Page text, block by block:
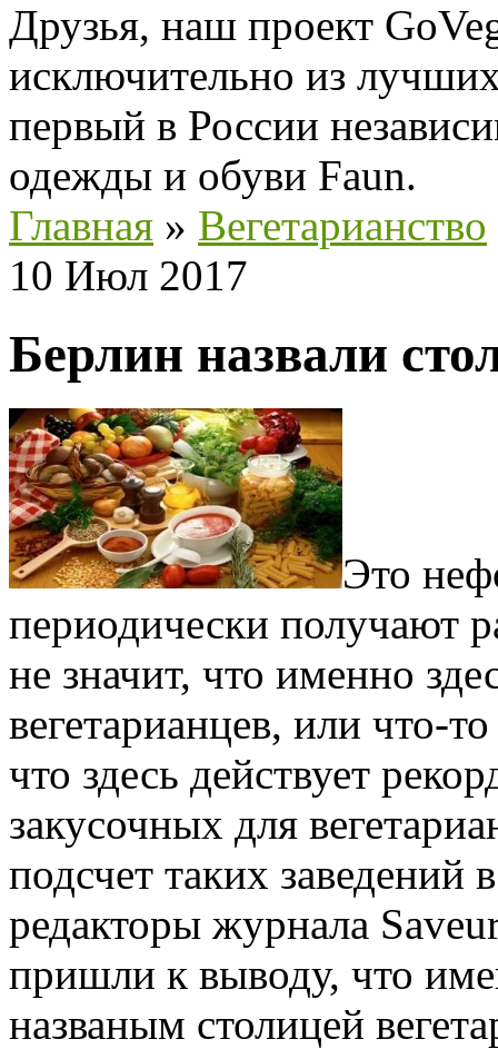
Друзья, наш проект
исключительно из
первый в России
одежды и обуви Faun.
Главная » Вегетарианство
10 Июл 2017
Берлин назвали
Это
периодически получают
не значит, что именно
вегетарианцев, или что-
что здесь действует
закусочных для
подсчет таких
редакторы журнала
пришли к выводу, что
названым столицей